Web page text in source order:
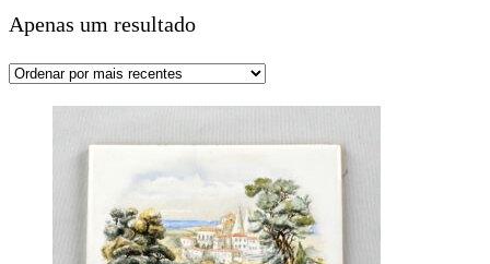
Apenas um resultado